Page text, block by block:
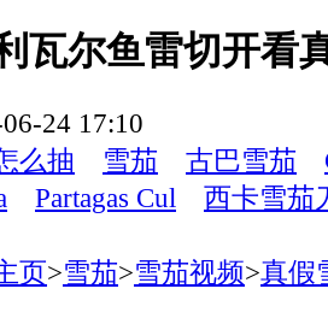
瓦尔鱼雷切开看
24 17:10
么抽 雪茄 古巴雪茄
Partagas Cul
西卡雪茄
页>雪茄>雪茄视频>真假